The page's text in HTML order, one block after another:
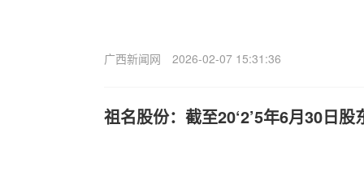
广西新闻网 2026-02-07 15:31:36
祖名股份：截至20‘2’5年6月30日